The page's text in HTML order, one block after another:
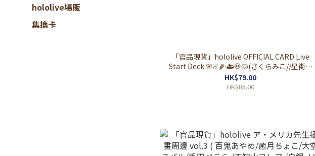
hololive場販
集換卡
「官品現貨」hololive OFFICIAL CARD Live
Start Deck 🌸☄️🌽🚑💀🐚(さくらみこ//星街す
いせい/ 白上フブキ/ 大空スバル/ Mori
Calliope/ 儒烏風亭らでん)
HK$79.00
HK$85.00